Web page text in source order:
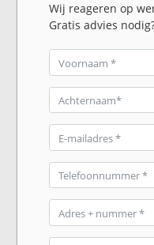
Wij reageren op
Gratis advies